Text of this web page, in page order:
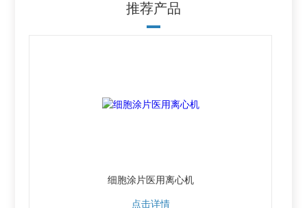
推荐产品
细胞涂片医用离心机
点击详情